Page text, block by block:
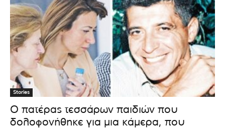
Stories
Ο πατέρας τεσσάρων παιδιών που
δολοφονήθηκε για μια κάμερα, που